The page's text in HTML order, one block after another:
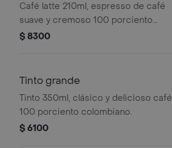
Café latte 210ml, espresso de café
suave y cremoso 100 porciento
colombiano con la cantidad justa de
$ 8300
Tinto grande
Tinto 350ml, clásico y delicioso café
100 porciento colombiano.
$ 6100